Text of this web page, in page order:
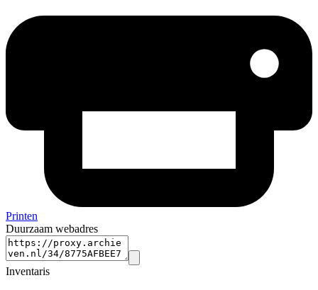
Printen
Duurzaam webadres
Inventaris